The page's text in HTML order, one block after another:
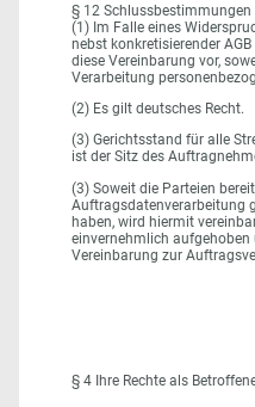
§ 12 Schlussbestimmungen
(1) Im Falle eines
nebst konkretisierender
diese Vereinbarung vor,
Verarbeitung
(2) Es gilt deutsches Recht.
(3) Gerichtsstand für alle
ist der Sitz des
(3) Soweit die Parteien
Auftragsdatenverarbeitung
haben, wird hiermit
einvernehmlich aufgehoben
Vereinbarung zur
§ 4 Ihre Rechte als